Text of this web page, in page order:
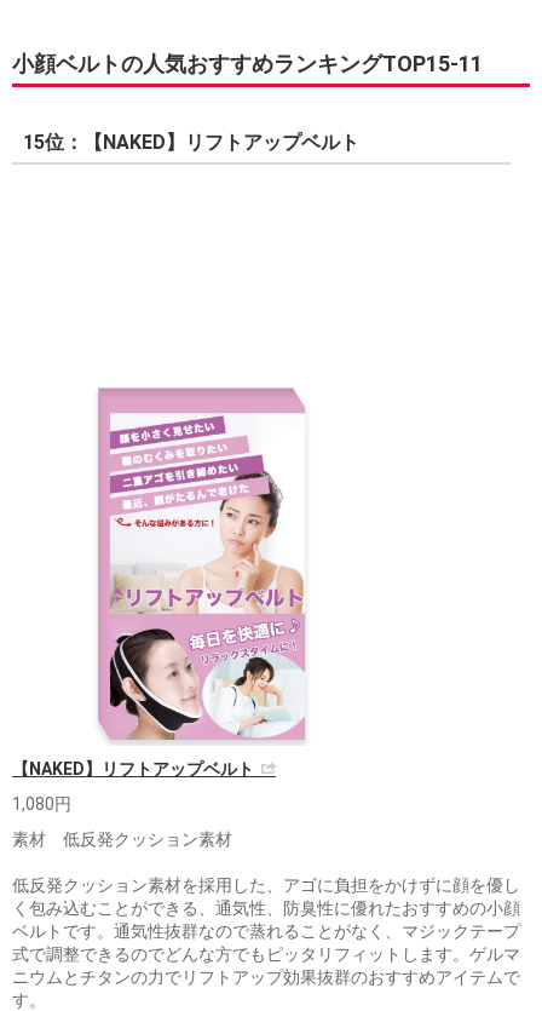
小顔ベルトの人気おすすめランキングTOP15-11
15位：【NAKED】リフトアップベルト
【NAKED】リフトアップベルト
1,080円
素材 低反発クッション素材
低反発クッション素材を採用した、アゴに負担をかけずに顔を優し
く包み込むことができる、通気性、防臭性に優れたおすすめの小顔
ベルトです。通気性抜群なので蒸れることがなく、マジックテープ
式で調整できるのでどんな方でもピッタリフィットします。ゲルマ
ニウムとチタンの力でリフトアップ効果抜群のおすすめアイテムで
す。